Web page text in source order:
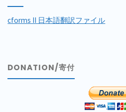
cforms II 日本語翻訳ファイル
DONATION/寄付